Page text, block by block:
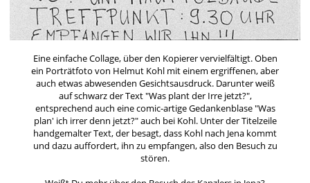
Eine einfache Collage, über den Kopierer vervielfältigt. Oben
ein Porträtfoto von Helmut Kohl mit einem ergriffenen, aber
auch etwas abwesenden Gesichtsausdruck. Darunter weiß
auf schwarz der Text "Was plant der Irre jetzt?",
entsprechend auch eine comic-artige Gedankenblase "Was
plan' ich irrer denn jetzt?" auch bei Kohl. Unter der Titelzeile
handgemalter Text, der besagt, dass Kohl nach Jena kommt
und dazu auffordert, ihn zu empfangen, also den Besuch zu
stören.